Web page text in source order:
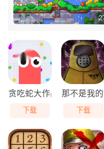
贪吃蛇大作战免费版
下载
那不是我
下载